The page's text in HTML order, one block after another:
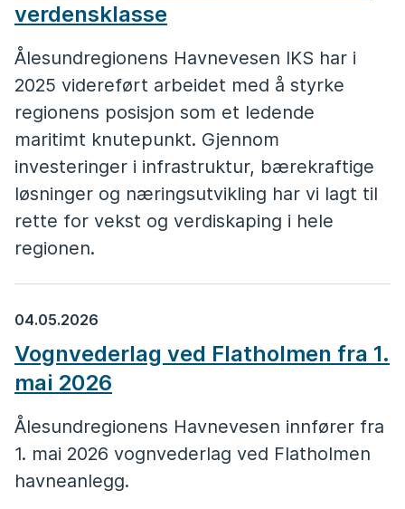
verdensklasse
Ålesundregionens Havnevesen IKS har i
2025 videreført arbeidet med å styrke
regionens posisjon som et ledende
maritimt knutepunkt. Gjennom
investeringer i infrastruktur, bærekraftige
løsninger og næringsutvikling har vi lagt til
rette for vekst og verdiskaping i hele
regionen.
04.05.2026
Vognvederlag ved Flatholmen fra 1.
mai 2026
Ålesundregionens Havnevesen innfører fra
1. mai 2026 vognvederlag ved Flatholmen
havneanlegg.